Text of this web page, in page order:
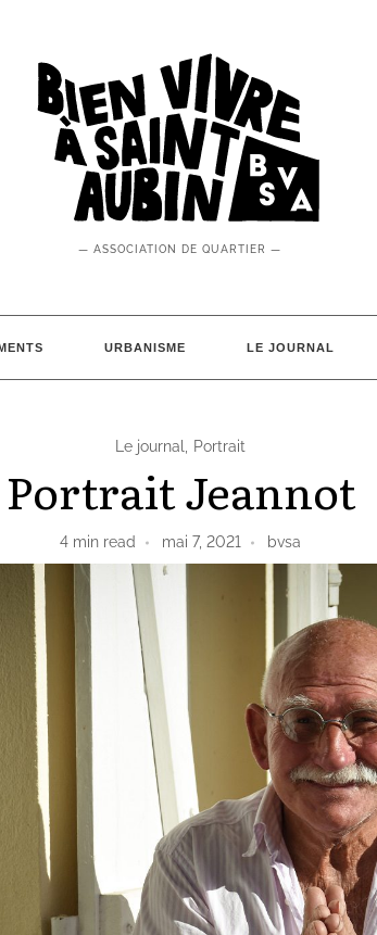
— ASSOCIATION DE QUARTIER —
URBANISME LE JOURNAL
Le journal, Portrait
Portrait Jeannot
4 min read mai 7, 2021 bvsa